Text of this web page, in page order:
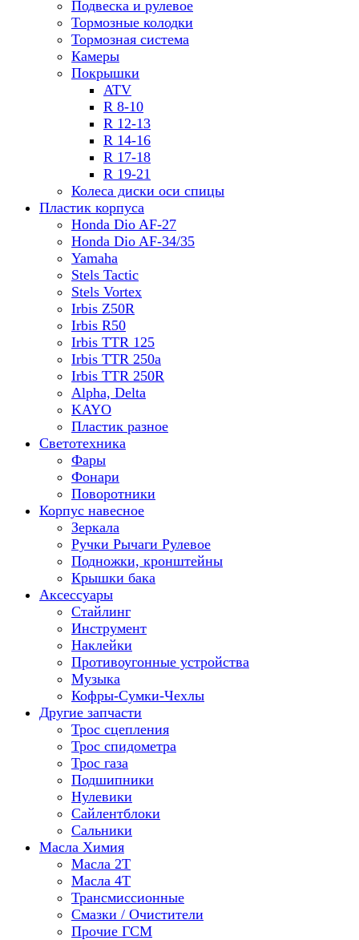
Подвеска и рулевое
Тормозные колодки
Тормозная система
Камеры
Покрышки
ATV
R 8-10
R 12-13
R 14-16
R 17-18
R 19-21
Колеса диски оси спицы
Пластик корпуса
Honda Dio AF-27
Honda Dio AF-34/35
Yamaha
Stels Tactic
Stels Vortex
Irbis Z50R
Irbis R50
Irbis TTR 125
Irbis TTR 250a
Irbis TTR 250R
Alpha, Delta
KAYO
Пластик разное
Светотехника
Фары
Фонари
Поворотники
Корпус навесное
Зеркала
Ручки Рычаги Рулевое
Подножки, кронштейны
Крышки бака
Аксессуары
Стайлинг
Инструмент
Наклейки
Противоугонные устройства
Музыка
Кофры-Сумки-Чехлы
Другие запчасти
Трос сцепления
Трос спидометра
Трос газа
Подшипники
Нулевики
Сайлентблоки
Сальники
Масла Химия
Масла 2Т
Масла 4Т
Трансмиссионные
Смазки / Очистители
Прочие ГСМ